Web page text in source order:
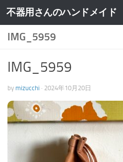
不器用さんのハンドメイド
IMG_5959
IMG_5959
by mizucchi · 2024年10月20日